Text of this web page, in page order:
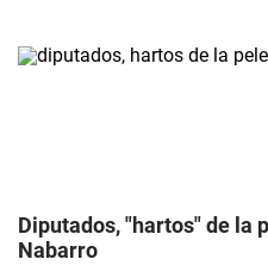
Diputados, "hartos" de la
Nabarro